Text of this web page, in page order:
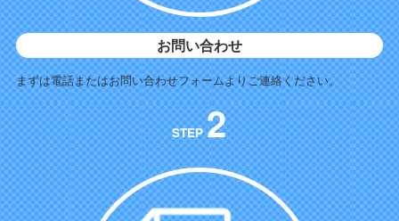
お問い合わせ
まずは電話またはお問い合わせフォームよりご連絡ください。
STEP2